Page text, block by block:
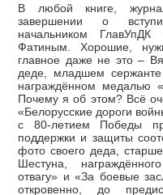
В любой книге,
завершении о
начальником
Фатиным. Хорошие,
главное даже не это –
деде, младшем
награждённом медалью
Почему я об этом? Всё
«Белорусские дороги
с 80-летием Победы
поддержки и защиты
фото своего деда,
Шестуна,
отвагу» и «За боевые
откровенно, до